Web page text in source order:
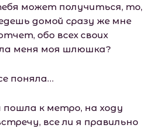
может получиться, то,
домой сразу же мне
обо всех своих
меня моя шлюшка?
поняла…
к метро, на ходу
все ли я правильно